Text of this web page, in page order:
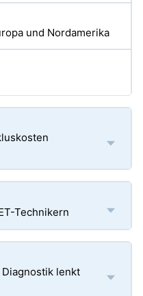
und Nordamerika
Technikern
lenkt